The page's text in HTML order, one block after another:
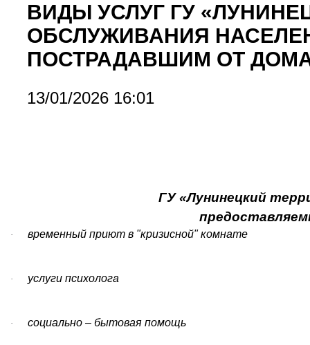
ВИДЫ УСЛУГ ГУ
ОБСЛУЖИВАНИЯ
ПОСТРАДАВШИМ ОТ
13/01/2026 16:01
ГУ «Лунинецкий
· временный приют в "кризисной" комнате
· услуги психолога
· социально – бытовая помощь